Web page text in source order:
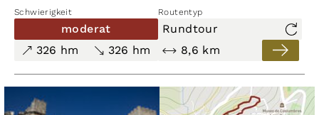
das Zusammenspiel von Fluss, Flora und Fauna
genießen. Die lebendige Atmosphäre und die
Aussicht auf das fließende Wasser lassen diesen
Abschnitt besonders eindrucksvoll erscheinen.
Schwierigkeit Routentyp
moderat
Rundtour
326 hm
326 hm 8,6 km